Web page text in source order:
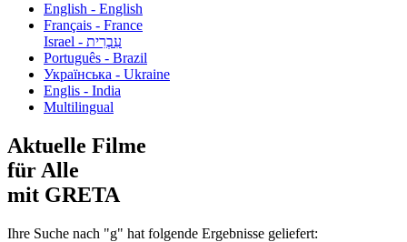
English - English
Français - France
עִבְרִית - Israel
Português - Brazil
Українська - Ukraine
Englis - India
Multilingual
Aktuelle Filme
für Alle
mit GRETA
Ihre Suche nach "g" hat folgende Ergebnisse geliefert: